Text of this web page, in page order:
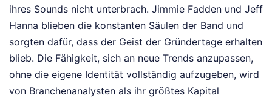
ihres Sounds nicht unterbrach. Jimmie Fadden und Jeff
Hanna blieben die konstanten Säulen der Band und
sorgten dafür, dass der Geist der Gründertage erhalten
blieb. Die Fähigkeit, sich an neue Trends anzupassen,
ohne die eigene Identität vollständig aufzugeben, wird
von Branchenanalysten als ihr größtes Kapital